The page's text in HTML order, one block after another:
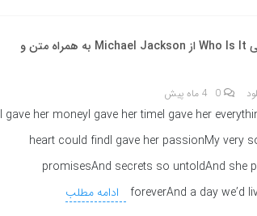
آهنگ انگلیسی Who Is It از Michael Jackson به همراه متن و
0 4 ماه پیش
I gave her moneyI gave her timeI gave her
heart could findI gave her passionMy very
promisesAnd secrets so untoldAnd she
foreverAnd a day we’d
ادامه مطلب